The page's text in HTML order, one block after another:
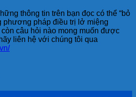
thông tin trên bạn đọc có thể “bỏ
phương pháp điều trị lở miệng
câu hỏi nào mong muốn được
liên hệ với chúng tôi qua